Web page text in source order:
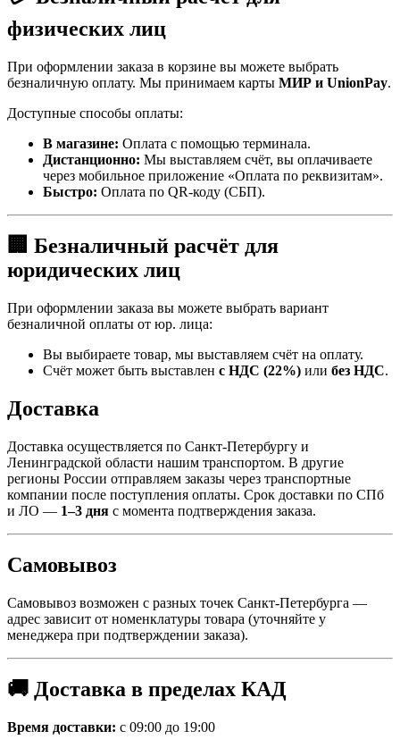
физических лиц
При оформлении заказа в корзине вы можете выбрать
безналичную оплату. Мы принимаем карты МИР и UnionPay.
Доступные способы оплаты:
В магазине: Оплата с помощью терминала.
Дистанционно: Мы выставляем счёт, вы оплачиваете
через мобильное приложение «Оплата по реквизитам».
Быстро: Оплата по QR-коду (СБП).
🏢 Безналичный расчёт для
юридических лиц
При оформлении заказа вы можете выбрать вариант
безналичной оплаты от юр. лица:
Вы выбираете товар, мы выставляем счёт на оплату.
Счёт может быть выставлен с НДС (22%) или без НДС.
Доставка
Доставка осуществляется по Санкт-Петербургу и
Ленинградской области нашим транспортом. В другие
регионы России отправляем заказы через транспортные
компании после поступления оплаты. Срок доставки по СПб
и ЛО — 1–3 дня с момента подтверждения заказа.
Самовывоз
Самовывоз возможен с разных точек Санкт-Петербурга —
адрес зависит от номенклатуры товара (уточняйте у
менеджера при подтверждении заказа).
🚚 Доставка в пределах КАД
Время доставки: с 09:00 до 19:00